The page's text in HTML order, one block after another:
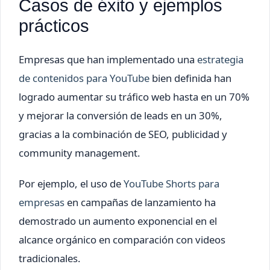
Casos de éxito y ejemplos
prácticos
Empresas que han implementado una estrategia
de contenidos para YouTube bien definida han
logrado aumentar su tráfico web hasta en un 70%
y mejorar la conversión de leads en un 30%,
gracias a la combinación de SEO, publicidad y
community management.
Por ejemplo, el uso deYouTube Shorts para
empresas en campañas de lanzamiento ha
demostrado un aumento exponencial en el
alcance orgánico en comparación con videos
tradicionales.